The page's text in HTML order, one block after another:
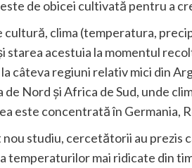
de obicei cultivată pentru a
cultură, clima (temperatura,
starea acestuia la momentul
câteva regiuni relativ mici din
de Nord și Africa de Sud, unde
este concentrată în Germania,
nou studiu, cercetătorii au prezis
temperaturilor mai ridicate din